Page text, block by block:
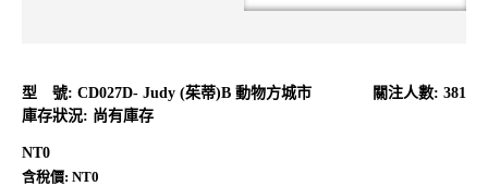
關注人數: 381
型 號: CD027D- Judy (茱蒂)B 動物方城市
庫存狀況: 尚有庫存
NT0
含稅價: NT0